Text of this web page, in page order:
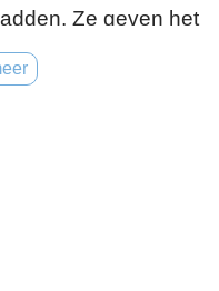
Ze geven het
Het orgel met
door L. van